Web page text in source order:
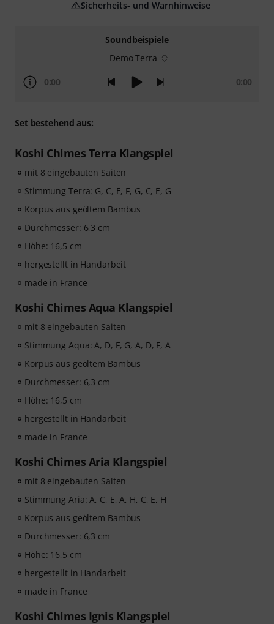
Soundbeispiele
Demo Terra
0:00 0:00
Set bestehend aus:
Koshi Chimes Terra Klangspiel
mit 8 eingebauten Saiten
Stimmung Terra: G, C, E, F, G, C, E, G
Korpus aus geöltem Bambus
Durchmesser: 6,3 cm
Höhe: 16,5 cm
hergestellt in Handarbeit
made in France
Koshi Chimes Aqua Klangspiel
mit 8 eingebauten Saiten
Stimmung Aqua: A, D, F, G, A, D, F, A
Korpus aus geöltem Bambus
Durchmesser: 6,3 cm
Höhe: 16,5 cm
hergestellt in Handarbeit
made in France
Koshi Chimes Aria Klangspiel
mit 8 eingebauten Saiten
Stimmung Aria: A, C, E, A, H, C, E, H
Korpus aus geöltem Bambus
Durchmesser: 6,3 cm
Höhe: 16,5 cm
hergestellt in Handarbeit
made in France
Koshi Chimes Ignis Klangspiel
Sicherheits- und Warnhinweise